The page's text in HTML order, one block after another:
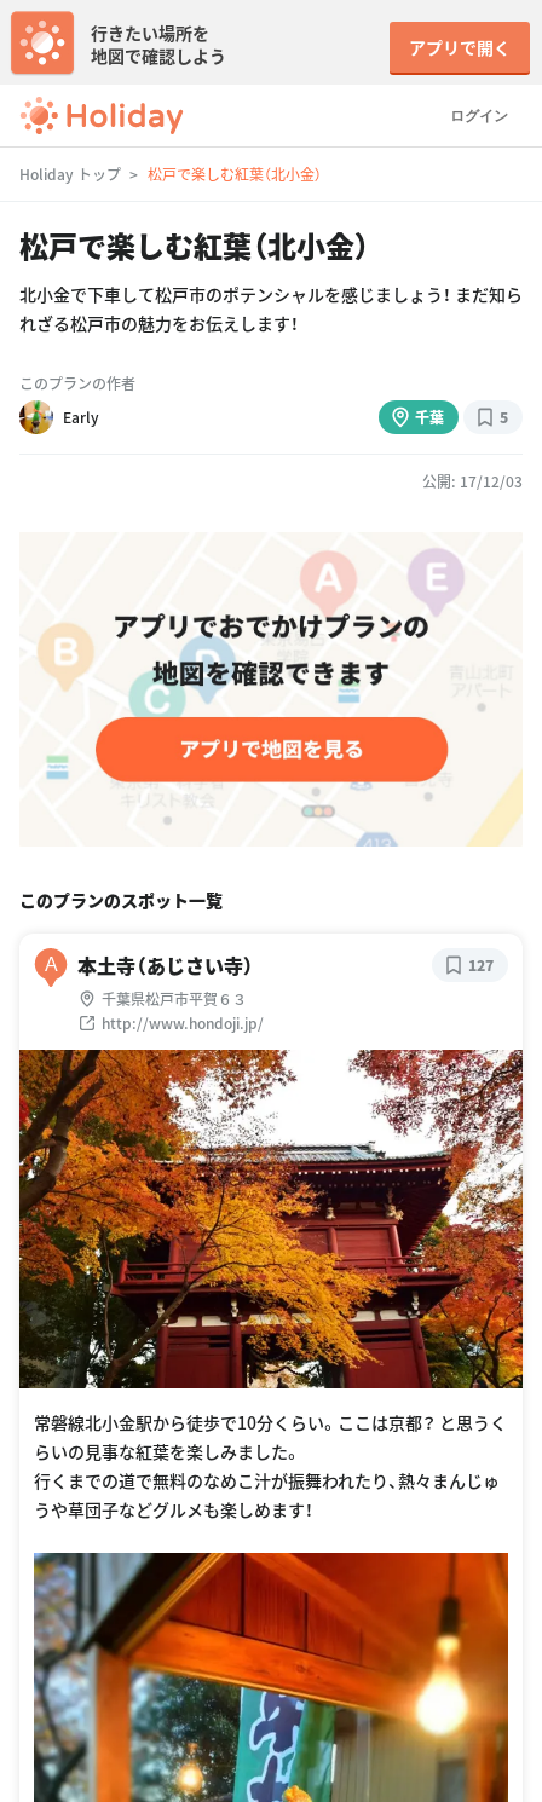
ログイン
行きたい場所を
地図で確認しよう
アプリで開く
Holiday トップ 松戸で楽しむ紅葉（北小金）
松戸で楽しむ紅葉（北小金）
北小金で下車して松戸市のポテンシャルを感じましょう！ まだ知ら
れざる松戸市の魅力をお伝えします！
このプランの作者
Early
千葉 5
公開: 17/12/03
このプランのスポット一覧
A 本土寺（あじさい寺）
千葉県松戸市平賀６３
http://www.hondoji.jp/
127
常磐線北小金駅から徒歩で10分くらい。ここは京都？ と思うく
らいの見事な紅葉を楽しみました。
行くまでの道で無料のなめこ汁が振舞われたり、熱々まんじゅ
うや草団子などグルメも楽しめます！